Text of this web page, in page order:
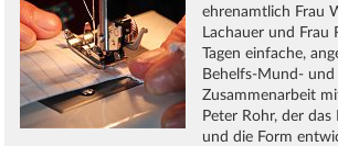
ehrenamtlich Frau
Lachauer und Frau
Tagen einfache,
Behelfs-Mund- und
Zusammenarbeit
Peter Rohr, der
und die Form